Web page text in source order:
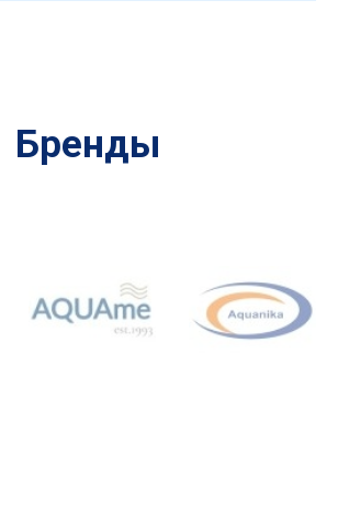
Бренды